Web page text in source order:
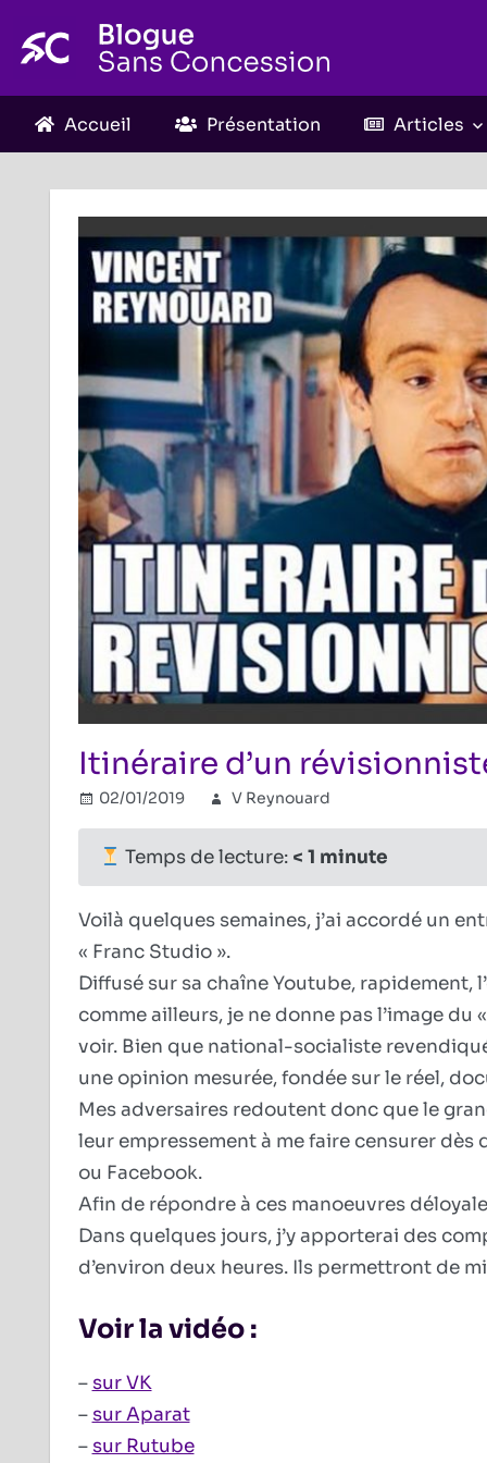
Accueil Présentation Articles
Itinéraire d’un
02/01/2019 V Reynouard
Temps de lecture: < 1 minute
Voilà quelques semaines, j’ai accordé un
« Franc Studio ».
Diffusé sur sa chaîne Youtube, rapidement,
comme ailleurs, je ne donne pas l’image
voir. Bien que national-socialiste
une opinion mesurée, fondée sur le réel,
Mes adversaires redoutent donc que le
leur empressement à me faire censurer dès
ou Facebook.
Afin de répondre à ces manoeuvres
Dans quelques jours, j’y apporterai des
d’environ deux heures. Ils permettront de
Voir la vidéo :
–sur VK
–sur Aparat
–sur Rutube